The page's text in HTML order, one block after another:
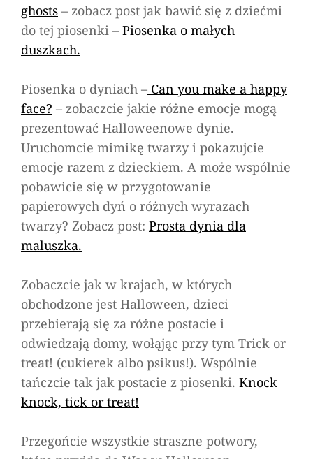
ghosts – zobacz post jak bawić się z dziećmi
do tej piosenki – Piosenka o małych
duszkach.
Piosenka o dyniach – Can you make a happy
face? – zobaczcie jakie różne emocje mogą
prezentować Halloweenowe dynie.
Uruchomcie mimikę twarzy i pokazujcie
emocje razem z dzieckiem. A może wspólnie
pobawicie się w przygotowanie
papierowych dyń o różnych wyrazach
twarzy? Zobacz post: Prosta dynia dla
maluszka.
Zobaczcie jak w krajach, w których
obchodzone jest Halloween, dzieci
przebierają się za różne postacie i
odwiedzają domy, wołąjąc przy tym Trick or
treat! (cukierek albo psikus!). Wspólnie
tańczcie tak jak postacie z piosenki. Knock
knock, tick or treat!
Przegońcie wszystkie straszne potwory,